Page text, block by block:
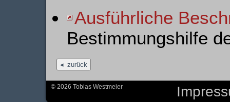
Ausführliche
Bestimmungshilfe
zurück
© 2026 Tobias Westmeier